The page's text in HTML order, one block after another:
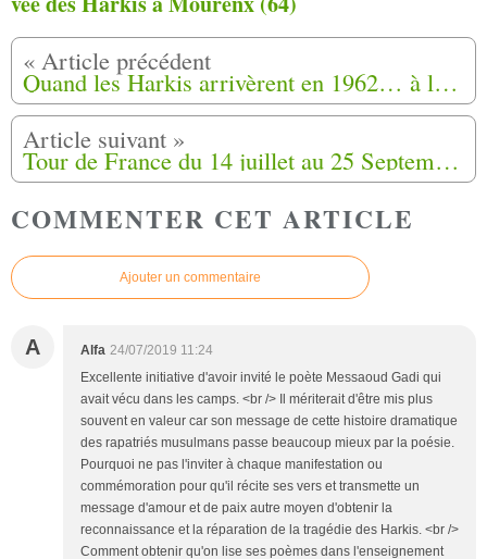
Quand les Harkis arrivèrent en 1962… à la Courtine (23)
Tour de France du 14 juillet au 25 Septembre 2019, Marche de la fierté Harki
COMMENTER CET ARTICLE
Ajouter un commentaire
A Alfa 24/07/2019 11:24
Excellente initiative d'avoir invité le poète Messaoud Gadi qui
avait vécu dans les camps. <br /> Il mériterait d'être mis plus
souvent en valeur car son message de cette histoire dramatique
des rapatriés musulmans passe beaucoup mieux par la poésie.
Pourquoi ne pas l'inviter à chaque manifestation ou
commémoration pour qu'il récite ses vers et transmette un
message d'amour et de paix autre moyen d'obtenir la
reconnaissance et la réparation de la tragédie des Harkis. <br />
Comment obtenir qu'on lise ses poèmes dans l'enseignement